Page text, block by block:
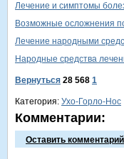
Лечение и симптомы
Возможные осложнения
Лечение народными
Народные средства
Вернуться 28 568 1
Категория: Ухо-Горло-Нос
Комментарии:
Оставить комментарий